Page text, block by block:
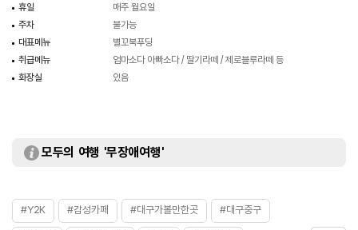
휴일
매주 월요일
주차
불가능
대표메뉴
별꼬북푸딩
취급메뉴
엄마소다 아빠소다 / 딸기라떼 / 제로블루라떼 등
화장실
있음
모두의 여행 '무장애여행'
#Y2K #감성카페 #대구가볼만한곳 #대구중구